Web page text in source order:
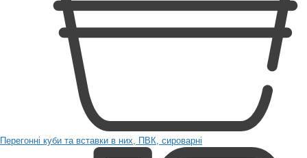
Перегонні куби та вставки в них, ПВК, сироварні